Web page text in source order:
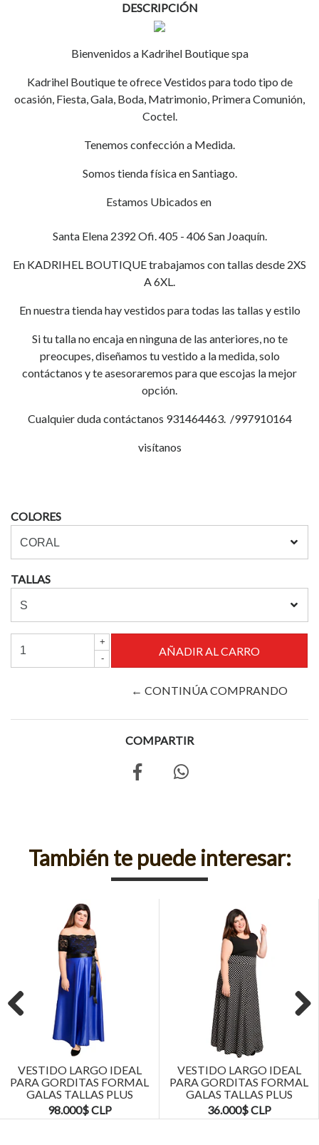
DESCRIPCIÓN
Bienvenidos a Kadrihel Boutique spa
Kadrihel Boutique te ofrece Vestidos para todo tipo de
ocasión, Fiesta, Gala, Boda, Matrimonio, Primera Comunión,
Coctel.
Tenemos confección a Medida.
Somos tienda física en Santiago.
Estamos Ubicados en
Santa Elena 2392 Ofi. 405 - 406 San Joaquín.
En KADRIHEL BOUTIQUE trabajamos con tallas desde 2XS
A 6XL.
En nuestra tienda hay vestidos para todas las tallas y estilo
Si tu talla no encaja en ninguna de las anteriores, no te
preocupes, diseñamos tu vestido a la medida, solo
contáctanos y te asesoraremos para que escojas la mejor
opción.
Cualquier duda contáctanos 931464463. /997910164
visítanos
COLORES
TALLAS
+
-
← CONTINÚA COMPRANDO
COMPARTIR
También te puede interesar:
VESTIDO LARGO IDEAL
PARA GORDITAS FORMAL
GALAS TALLAS PLUS
KADRIHEL
98.000$ CLP
VESTIDO LARGO IDEAL
PARA GORDITAS FORMAL
GALAS TALLAS PLUS
KADRIHEL
36.000$ CLP